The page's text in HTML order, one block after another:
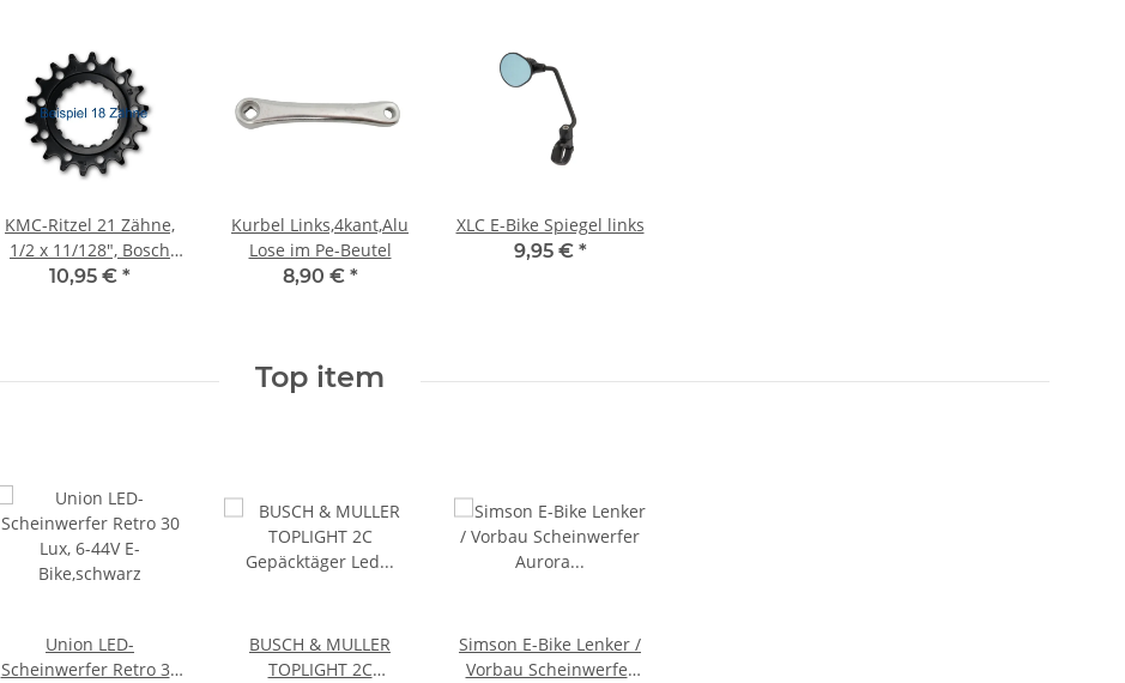
KMC-Ritzel 21 Zähne,
1/2 x 11/128", Bosch
GEN 2-Motoren.
10,95 € *
Kurbel Links,4kant,Alu
Lose im Pe-Beutel
8,90 € *
XLC E-Bike Spiegel links
9,95 € *
Top item
Union LED-
Scheinwerfer Retro 30
BUSCH & MULLER
TOPLIGHT 2C
Simson E-Bike Lenker /
Vorbau Scheinwerfer